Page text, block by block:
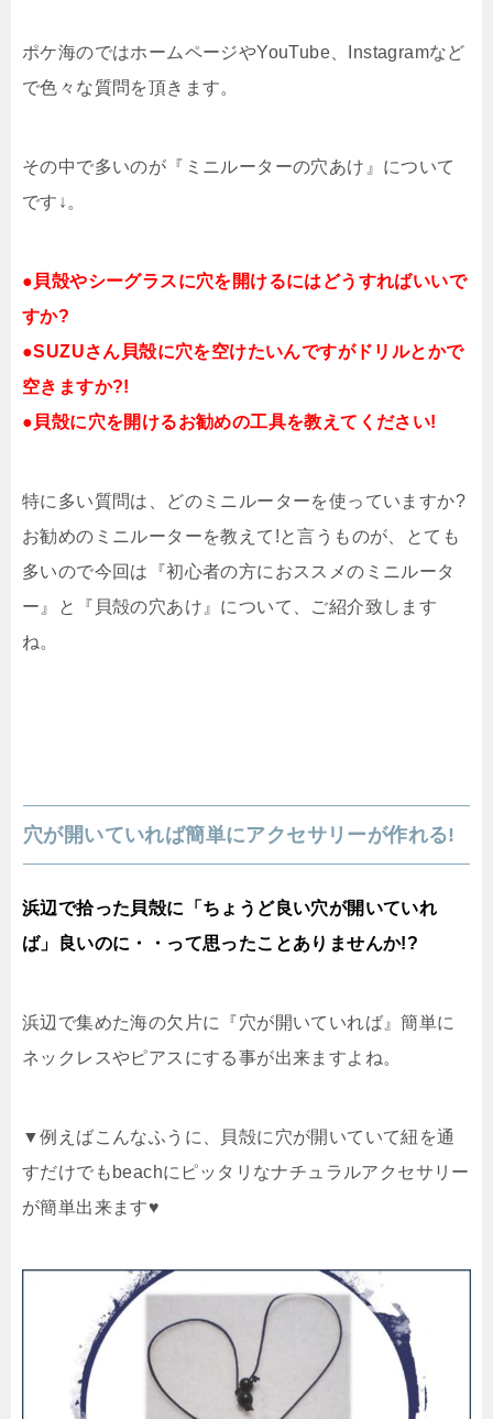
ポケ海のではホームページやYouTube Instagramなど
で色々な質問を頂きます。
その中で多いのが『ミニルーターの穴あけ』について
です↓。
●貝殻やシーグラスに穴を開けるには どうすればいいで
すか?
●SUZUさん貝殻に穴を空けたいんですがドリルとかで
空きますか?!
●貝殻に穴を開けるお勧めの工具を教えてください!
特に多い質問は、どのミニルーターを使っていますか?
お勧めのミニルーターを教えて!と言うものが、とても
多いので今回は『初心者の方におススメのミニルータ
ー』と『貝殻の穴あけ』について、ご紹介致します
ね。
穴が開いていれば簡単にアクセサリーが作れる!
浜辺で拾った貝殻に「ちょうど良い穴が開いていれ
ば」良いのに・・って思ったことありませんか!?
浜辺で集めた海の欠片に『穴が開いていれば』簡単に
ネックレスやピアスにする事が出来ますよね。
▼例えばこんなふうに、貝殻に穴が開いていて紐を通
すだけでもbeachにピッタリなナチュラルアクセサリー
が簡単出来ます♥